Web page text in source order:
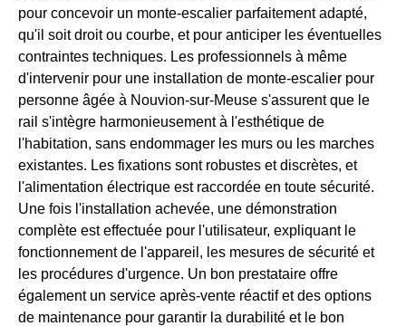
pour concevoir un monte-escalier parfaitement adapté,
qu'il soit droit ou courbe, et pour anticiper les éventuelles
contraintes techniques. Les professionnels à même
d'intervenir pour une installation de monte-escalier pour
personne âgée à Nouvion-sur-Meuse s'assurent que le
rail s'intègre harmonieusement à l'esthétique de
l'habitation, sans endommager les murs ou les marches
existantes. Les fixations sont robustes et discrètes, et
l'alimentation électrique est raccordée en toute sécurité.
Une fois l'installation achevée, une démonstration
complète est effectuée pour l'utilisateur, expliquant le
fonctionnement de l'appareil, les mesures de sécurité et
les procédures d'urgence. Un bon prestataire offre
également un service après-vente réactif et des options
de maintenance pour garantir la durabilité et le bon